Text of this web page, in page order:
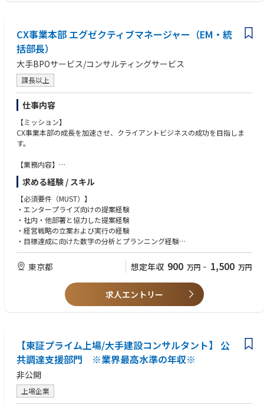
・カスタマーサービス全体業務の基幹システムのプロセスに応じた業務管
理
・上記業務における業務改善、見直し、次世代システムの導入を常に見据
えた業務プロセスの構築
• SAPシステム導入プロジェクト経験のある方
• 海外とのコミュニケーション、業務やプロジェクト経験がある方
CX事業本部 エグゼクティブマネージャー（EM・統
括部長）
大手BPOサービス/コンサルティングサービス
課長以上
仕事内容
【ミッション】
CX事業本部の成長を加速させ、クライアントビジネスの成功を目指しま
す。
【業務内容】
CX事業本部のサービスを統括するEM（エグゼクティブマネージャー）と
して、以下業務を担当いただきます。
以下は一例となり、ご志向・強みなどをすり合わせた上で業務内容を決定
させていただきます。
● 事業戦略・経営
・経営戦略・戦術の立案～実行
・目標達成に向けた数字の分析とプランニング
・経営層へのレポート
● 組織運営・マネジメント
・部長、マネジャー（一部）の個別マネジメント
・チーム単位でのパフォーマンス向上の意思決定
● 顧客・事業開発
・既存顧客との関係構築
・営業部門との新規顧客の獲得
・BPO領域における営業活動の推進
求める経験 / スキル
【必須要件（MUST）】
・エンタープライズ向けの提案経験
・社内・他部署と協力した提案経験
・経営戦略の立案および実行の経験
・目標達成に向けた数字の分析とプランニング経験
・顧客と中長期的な関係を構築するスキル
・マネジメント経験（30名以上、5年以上）
【歓迎要件（WANT）】
・0→1 or 1→10 フェーズの組織構築経験
・採用・評価制度の設計経験
・10億円～規模の事業運営経験、または5億円～の事業伸長経験
・大手企業または上場企業グループ会社での経験
東京都 想定年収 900 万円 ~ 1,500 万円
求人エントリー
【東証プライム上場/大手建設コンサルタント】 公
共調達支援部門 ※業界最高水準の年収※
非公開
上場企業